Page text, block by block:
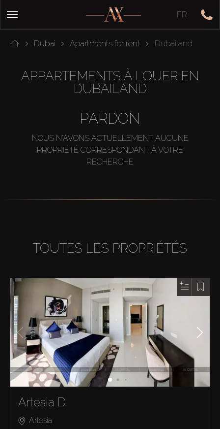
FR
Dubai Apartments for rent Dubailand
APPARTEMENTS À LOUER EN
DUBAILAND
PARDON
NOUS N'AVONS ACTUELLEMENT AUCUNE
PROPRIÉTÉ CORRESPONDANT À VOTRE
RECHERCHE
TOUTES LES PROPRIÉTÉS
Artesia D
Artesia